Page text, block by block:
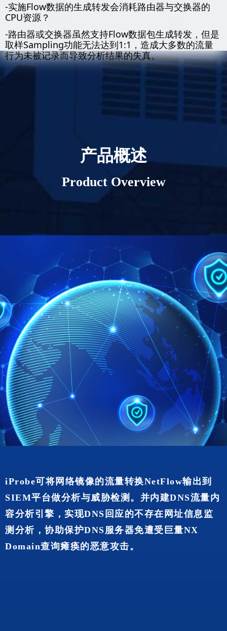
iProbe可将网络镜像的流量转换NetFlow输出到
SIEM平台做分析与威胁检测。并内建DNS流量内
容分析引擎，实现DNS回应的不存在网址信息监
测分析，协助保护DNS服务器免遭受巨量NX
Domain查询瘫痪的恶意攻击。
-实施Flow数据的生成转发会消耗路由器与交换器的
CPU资源？
-路由器或交换器虽然支持Flow数据包生成转发，但是
取样Sampling功能无法达到1:1，造成大多数的流量
行为未被记录而导致分析结果的失真。
产品概述
Product Overview